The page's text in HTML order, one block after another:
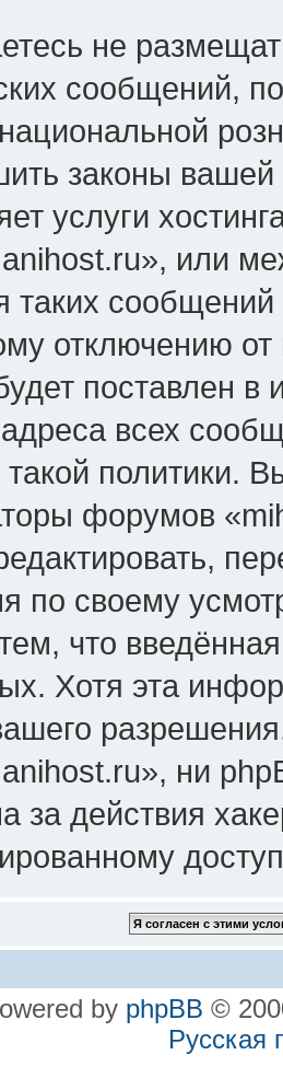
не
сообщений,
законы
услуги
или
таких
отключению
поставлен в
всех
политики.
форумов
по своему
что
Хотя эта
ни
за действия
by phpBB ©
Русская